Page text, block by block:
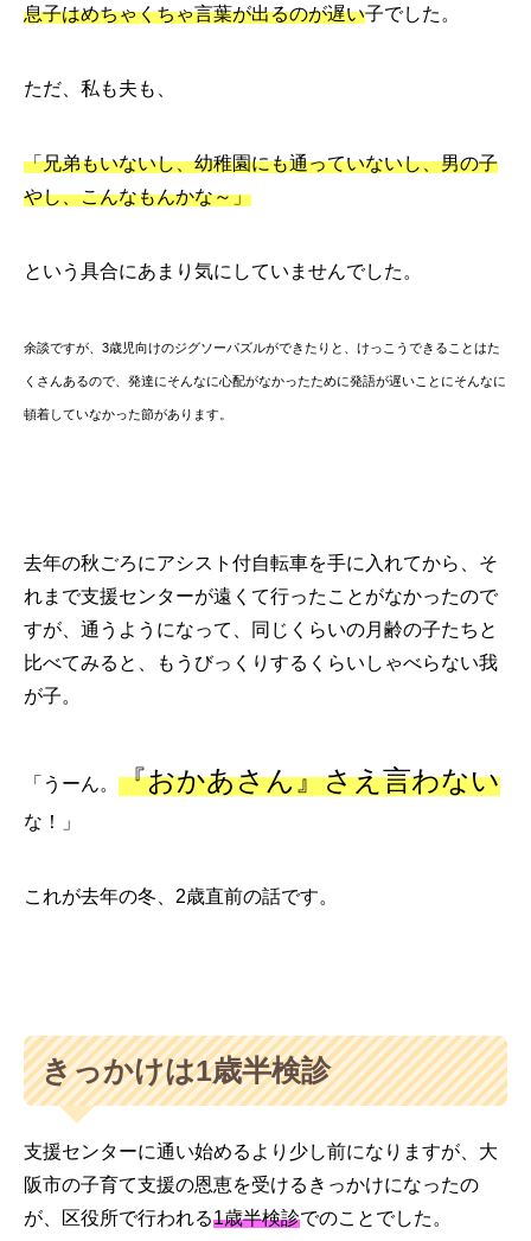
息子はめちゃくちゃ言葉が出るのが遅い子でした。
ただ、私も夫も、
「兄弟もいないし、幼稚園にも通っていないし、男の子
やし、こんなもんかな～」
という具合にあまり気にしていませんでした。
余談ですが、3歳児向けのジグソーパズルができたりと、けっこうできることはた
くさんあるので、発達にそんなに心配がなかったために発語が遅いことにそんなに
頓着していなかった節があります。
去年の秋ごろにアシスト付自転車を手に入れてから、そ
れまで支援センターが遠くて行ったことがなかったので
すが、通うようになって、同じくらいの月齢の子たちと
比べてみると、もうびっくりするくらいしゃべらない我
が子。
「うーん。 『おかあさん』さえ言わない
な！」
これが去年の冬、2歳直前の話です。
きっかけは1歳半検診
支援センターに通い始めるより少し前になりますが、大
阪市の子育て支援の恩恵を受けるきっかけになったの
が、区役所で行われる1歳半検診でのことでした。